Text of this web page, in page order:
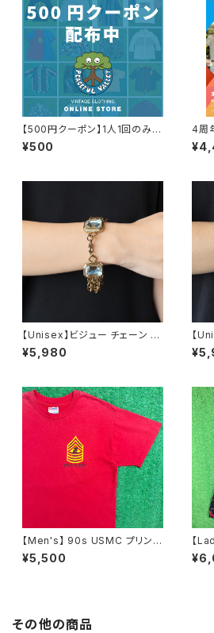
【500円クーポン】1人1回のみご
利用可能！
¥500
4周
開催
【Unisex】ビジュー チェーン ブ
レスレット / 古着 アクセサリー
N0737
¥5,980
【
ズ
ト /
【Men's】 90s USMC プリント
Tシャツ / アメリカ製 USA製 9
0年代 ティーシャツ T-Shirt 古
¥5,500
【
ーフ
レデ
その他の商品